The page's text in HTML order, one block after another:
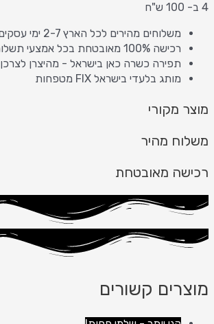
4 ב- 100 ש"ח
משלוחים מהירים לכל הארץ 2-7 ימי עסקים
רכישה 100% מאובטחת בכל אמצעי תשלום
תפירה כשרה כאן בישראל - מהיצרן לצרכן
מותג בלעדי בישראל FIX מטפחות
מוצר מקורי
משלוח מהיר
רכישה מאובטחת
מוצרים קשורים